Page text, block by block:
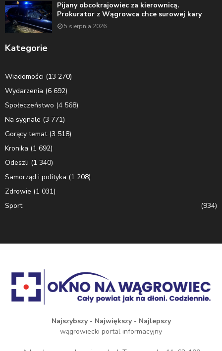
Pijany obcokrajowiec za kierownicą.
Prokurator z Wągrowca chce surowej kary
5 sierpnia 2026
Kategorie
Wiadomości (13 270)
Wydarzenia (6 692)
Społeczeństwo (4 568)
Na sygnale (3 771)
Gorący temat(3 518)
Kronika (1 692)
Odeszli (1 340)
Samorząd i polityka (1 208)
Zdrowie (1 031)
Sport
(934)
Najszybszy - Największy - Najlepszy
wągrowiecki portal informacyjny